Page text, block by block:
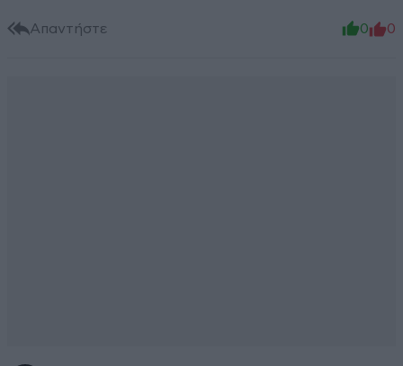
Απαντήστε 0 0